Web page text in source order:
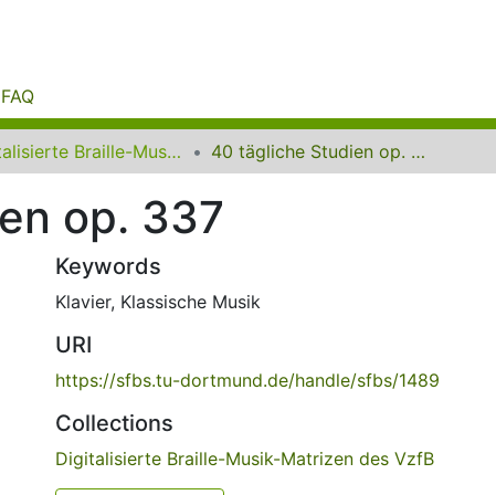
FAQ
Digitalisierte Braille-Musik-Matrizen des VzfB 40 tägliche Studien op. 337
op. 337
Keywords
Klavier, Klassische Musik
URI
https://sfbs.tu-dortmund.de/handle/sfbs/1489
Collections
Digitalisierte Braille-Musik-Matrizen des VzfB